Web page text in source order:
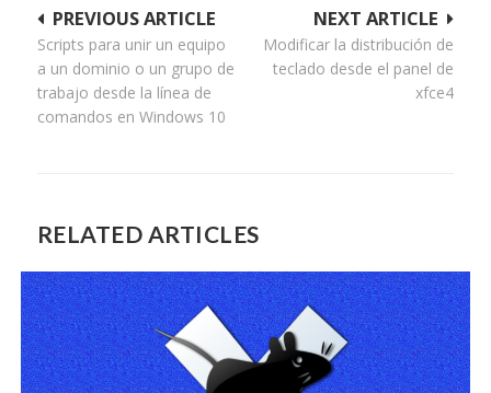
Navegación
de
entradas
NEXT ARTICLE
Modificar la distribución de
teclado desde el panel de
xfce4
PREVIOUS ARTICLE
Scripts para unir un equipo
a un dominio o un grupo de
trabajo desde la línea de
comandos en Windows 10
RELATED ARTICLES